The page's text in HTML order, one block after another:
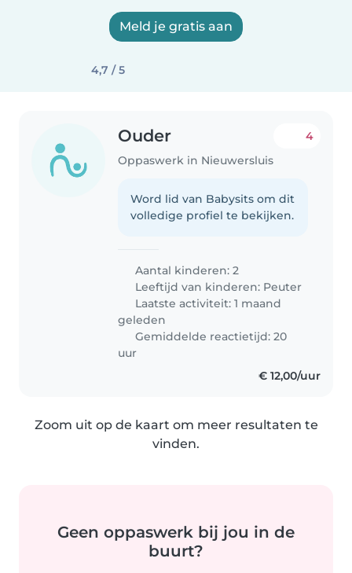
Meld je gratis aan
4,7 / 5
Ouder
Oppaswerk in Nieuwersluis
4
Word lid van Babysits om dit
volledige profiel te bekijken.
Aantal kinderen: 2
Leeftijd van kinderen: Peuter
Laatste activiteit: 1 maand
geleden
Gemiddelde reactietijd: 20
uur
€ 12,00/uur
Zoom uit op de kaart om meer resultaten te
vinden.
Geen oppaswerk bij jou in de
buurt?